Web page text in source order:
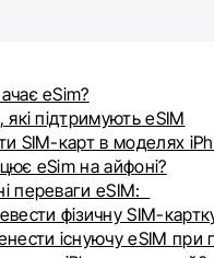
eSim?
які підтримують eSIM
SIM-карт в моделях
eSim на айфоні?
переваги eSIM:
фізичну SIM-
існуючу еSIM при